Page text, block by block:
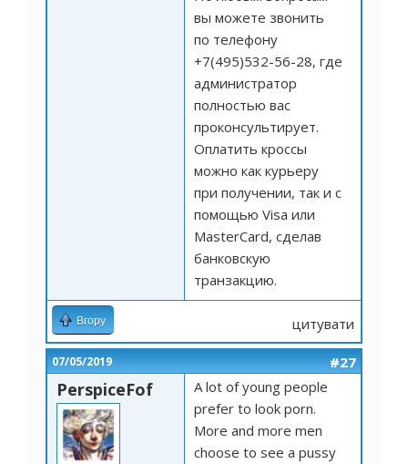
вы можете звонить
по телефону
+7(495)532-56-28, где
администратор
полностью вас
проконсультирует.
Оплатить кроссы
можно как курьеру
при получении, так и с
помощью Visa или
MasterCard, сделав
банковскую
транзакцию.
Вгору цитувати
07/05/2019 #27
PerspiceFof
A lot of young people
prefer to look porn.
More and more men
choose to see a pussy